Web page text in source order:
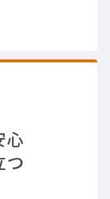
心
つ